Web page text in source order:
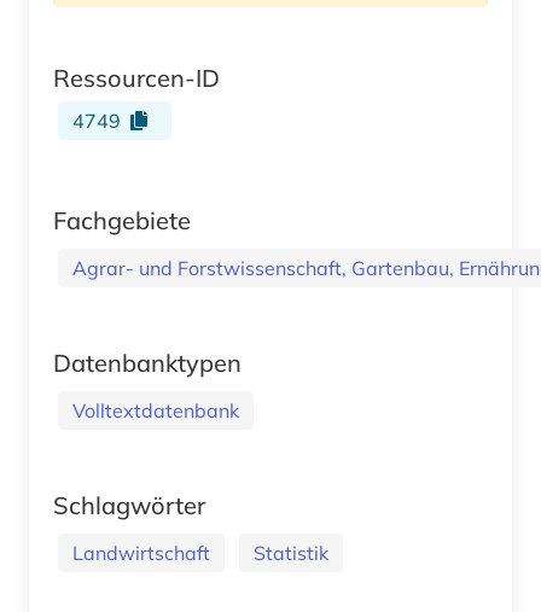
Ressourcen-ID
4749
Fachgebiete
Agrar- und Forstwissenschaft, Gartenbau,
Datenbanktypen
Volltextdatenbank
Schlagwörter
Landwirtschaft Statistik